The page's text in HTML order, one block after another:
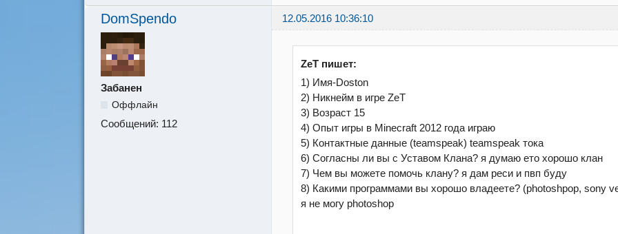
DomSpendo 12.05.2016 10:36:10
Забанен
Оффлайн
Сообщений: 112
ZeT пишет:
1) Имя-Doston
2) Никнейм в игре ZeT
3) Возраст 15
4) Опыт игры в Minecraft 2012 года играю
5) Контактные данные (teamspeak) teamspeak тока
6) Согласны ли вы с Уставом Клана? я думаю ето хорошо клан
7) Чем вы можете помочь клану? я дам реси и пвп буду
8) Какими программами вы хорошо владеете? (photoshpop, sony
я не могу photoshop